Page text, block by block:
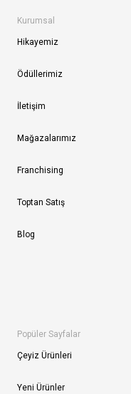
Kurumsal
Hikayemiz
Ödüllerimiz
İletişim
Mağazalarımız
Franchising
Toptan Satış
Blog
Popüler Sayfalar
Çeyiz Ürünleri
Yeni Ürünler